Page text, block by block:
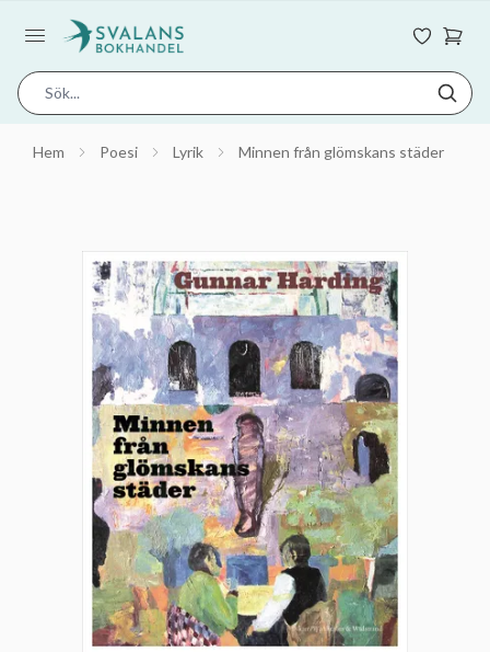
Hem Poesi Lyrik Minnen från glömskans städer